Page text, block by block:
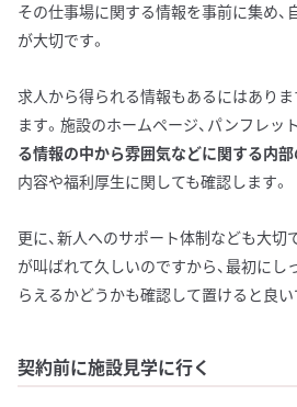
その仕事場に関する情報を事前に集め
が大切です。
求人から得られる情報もあるにはありま
ます。施設のホームページ、パンフレッ
る情報の中から雰囲気などに関する内
内容や福利厚生に関しても確認します。
更に、新人へのサポート体制なども大切
が叫ばれて久しいのですから、最初にし
らえるかどうかも確認して置けると良い
契約前に施設見学に行く